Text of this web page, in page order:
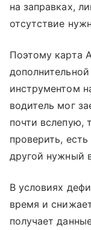
на заправках,
отсутствие
Поэтому карта
инструментом
водитель мог
почти вслепую,
проверить,
другой нужный
В условиях
время и
получает